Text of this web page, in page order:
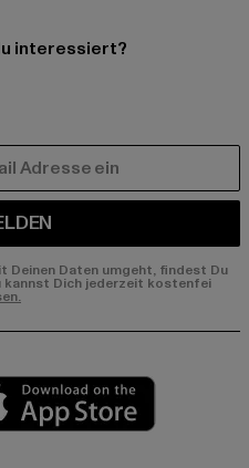
interessiert?
Deinen Daten umgeht, findest Du
kannst Dich jederzeit kostenfei